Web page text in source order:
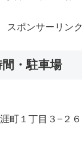
スポンサーリンク
・駐車場
町１丁目３−２６